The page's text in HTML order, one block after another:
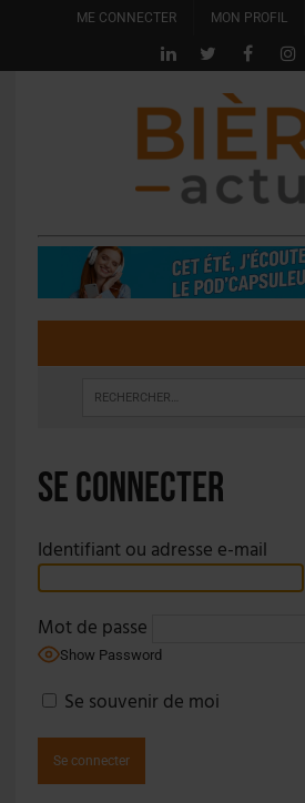
ME CONNECTER MON PROFIL
Se connecter
Identifiant ou adresse e-mail
Mot de passe
Show Password
Se souvenir de moi